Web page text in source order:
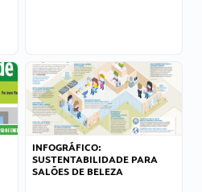
INFOGRÁFICO:
SUSTENTABILIDADE PARA
SALÕES DE BELEZA